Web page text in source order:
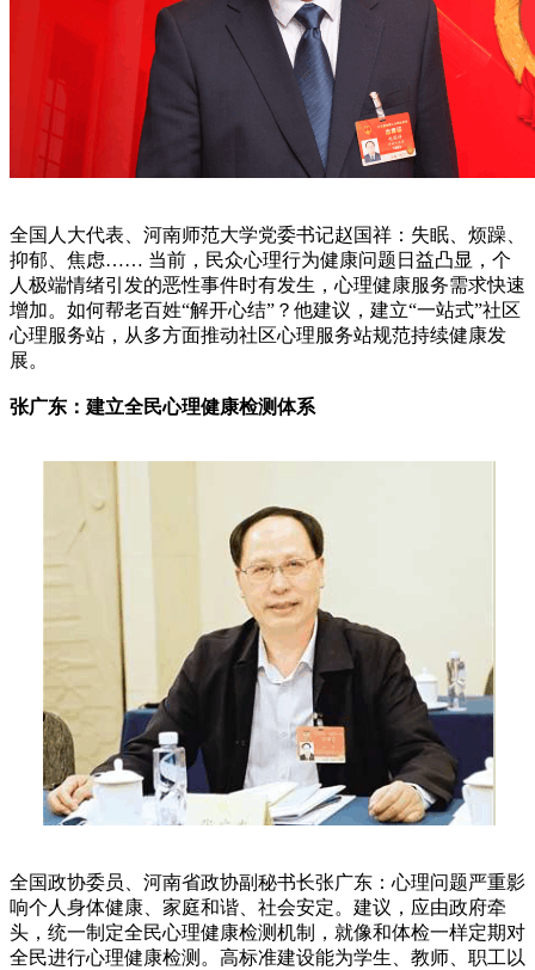
全国人大代表、河南师范大学党委书记赵国祥：失眠、烦躁、
抑郁、焦虑…… 当前，民众心理行为健康问题日益凸显，个
人极端情绪引发的恶性事件时有发生，心理健康服务需求快速
增加。如何帮老百姓“解开心结”？他建议，建立“一站式”社区
心理服务站，从多方面推动社区心理服务站规范持续健康发
展。
张广东：建立全民心理健康检测体系
全国政协委员、河南省政协副秘书长张广东：心理问题严重影
响个人身体健康、家庭和谐、社会安定。建议，应由政府牵
头，统一制定全民心理健康检测机制，就像和体检一样定期对
全民进行心理健康检测。高标准建设能为学生、教师、职工以